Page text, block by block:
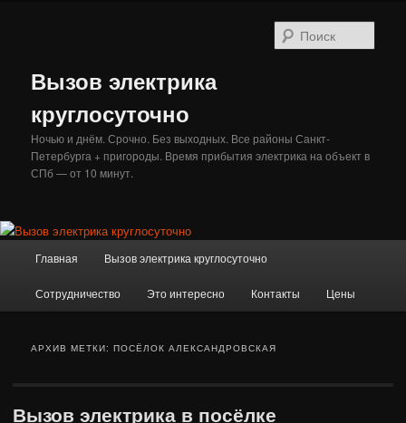
Вызов электрика
круглосуточно
Ночью и днём. Срочно. Без выходных. Все районы Санкт-
Петербурга + пригороды. Время прибытия электрика на объект в
СПб — от 10 минут.
Главная Вызов электрика круглосуточно
Сотрудничество Это интересно Контакты Цены
АРХИВ МЕТКИ:ПОСЁЛОК АЛЕКСАНДРОВСКАЯ
Вызов электрика в посёлке